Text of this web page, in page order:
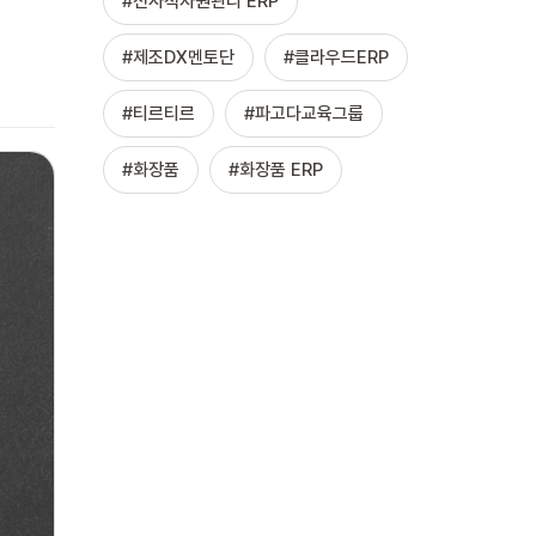
제조DX멘토단 클라우드ERP
티르티르 파고다교육그룹
화장품 화장품 ERP